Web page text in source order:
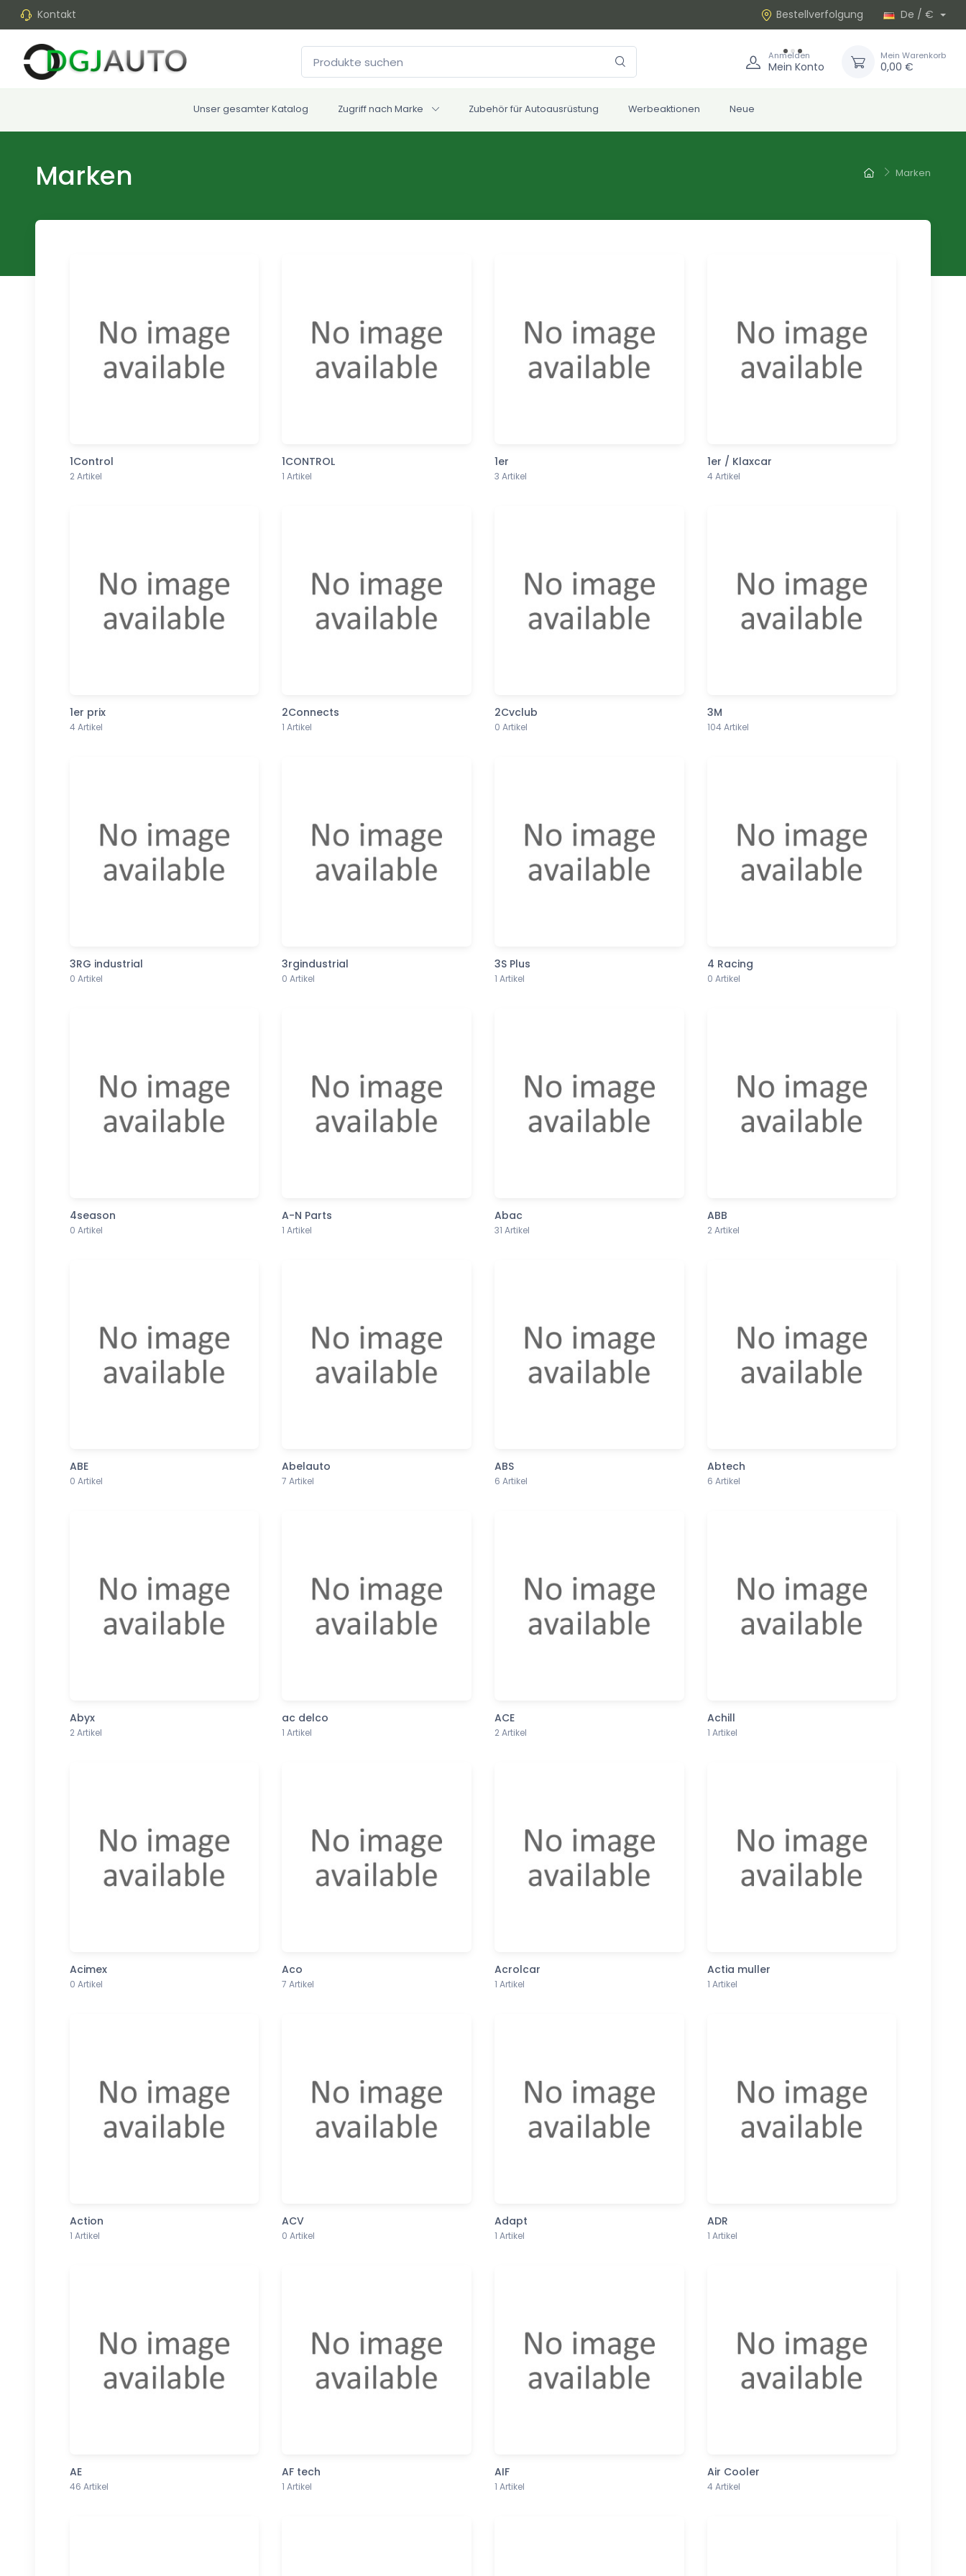
Kontakt Bestellverfolgung De / €
Anmelden
Mein Konto
Mein Warenkorb
0,00 €
Unser gesamter Katalog Zugriff nach Marke Zubehör für Autoausrüstung Werbeaktionen Neue
Marken
Marken
1Control
2 Artikel
1CONTROL
1 Artikel
1er
3 Artikel
1er / Klaxcar
4 Artikel
1er prix
4 Artikel
2Connects
1 Artikel
2Cvclub
0 Artikel
3M
104 Artikel
3RG industrial
0 Artikel
3rgindustrial
0 Artikel
3S Plus
1 Artikel
4 Racing
0 Artikel
4season
0 Artikel
A-N Parts
1 Artikel
Abac
31 Artikel
ABB
2 Artikel
ABE
0 Artikel
Abelauto
7 Artikel
ABS
6 Artikel
Abtech
6 Artikel
Abyx
2 Artikel
ac delco
1 Artikel
ACE
2 Artikel
Achill
1 Artikel
Acimex
0 Artikel
Aco
7 Artikel
Acrolcar
1 Artikel
Actia muller
1 Artikel
Action
1 Artikel
ACV
0 Artikel
Adapt
1 Artikel
ADR
1 Artikel
AE
46 Artikel
AF tech
1 Artikel
AIF
1 Artikel
Air Cooler
4 Artikel